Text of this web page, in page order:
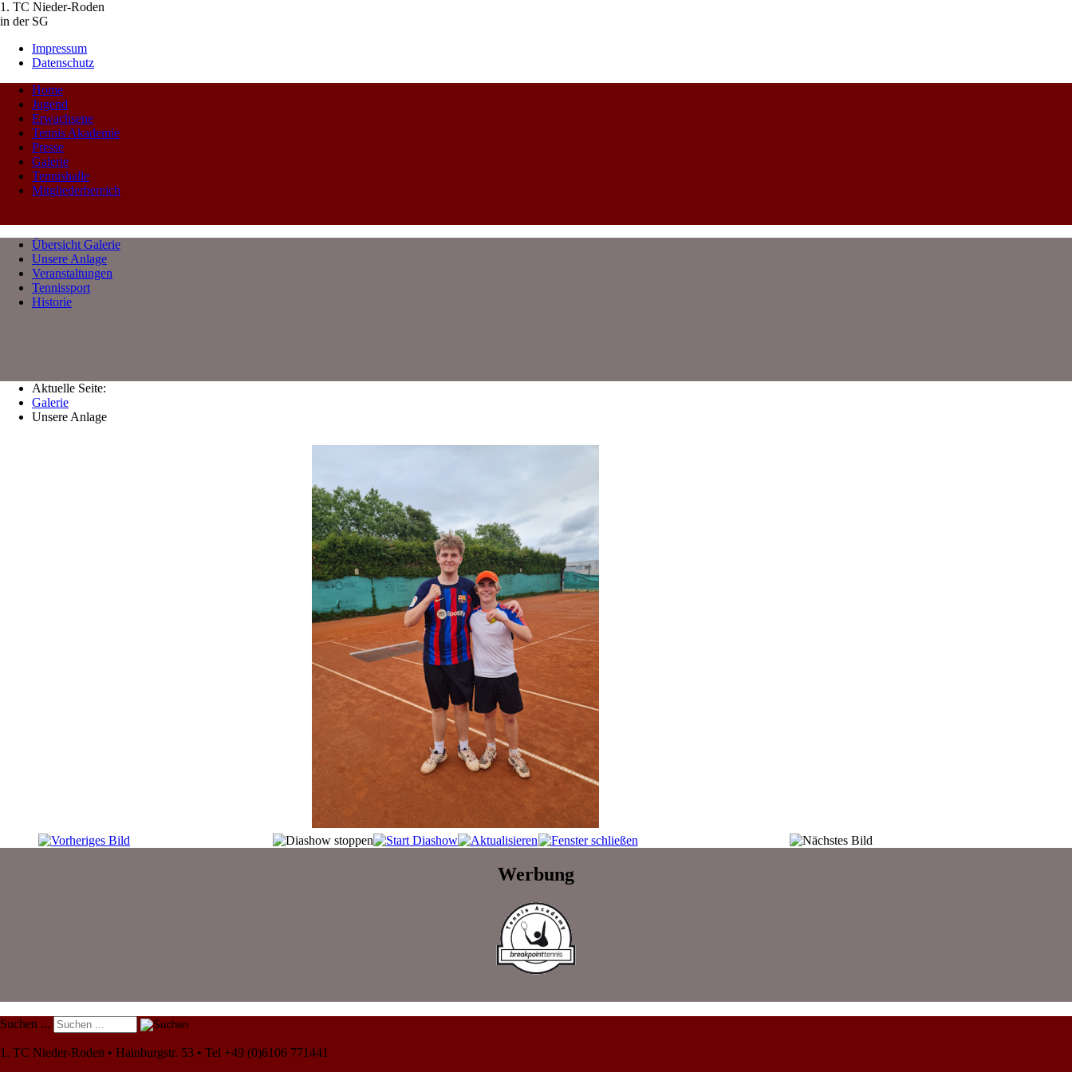
1. TC Nieder-Roden
in der SG
Impressum
Datenschutz
Home
Jugend
Erwachsene
Tennis Akademie
Presse
Galerie
Tennishalle
Mitgliederbereich
Übersicht Galerie
Unsere Anlage
Veranstaltungen
Tennissport
Historie
Aktuelle Seite:
Galerie
Unsere Anlage
Werbung
Suchen ...
1. TC Nieder-Roden • Hainburgstr. 53 • Tel +49 (0)6106 771441